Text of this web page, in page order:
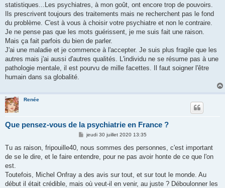
statistiques...Les psychiatres, à mon goût, ont encore trop de pouvoirs.
Ils prescrivent toujours des traitements mais ne recherchent pas le fond
du problème. C'est à vous à choisir votre psychiatre et non le contraire.
Je ne pense pas que les mots guérissent, je me suis fait une raison.
Mais ça fait parfois du bien de parler.
J'ai une maladie et je commence à l'accepter. Je suis plus fragile que les
autres mais j'ai aussi d'autres qualités. L'individu ne se résume pas à une
pathologie mentale, il est pourvu de mille facettes. Il faut soigner l'être
humain dans sa globalité.
Renée
Que pensez-vous de la psychiatrie en France ?
M
s
a
jeudi 30 juillet 2020 13:35
Tu as raison, fripouille40, nous sommes des personnes, c'est important
de se le dire, et le faire entendre, pour ne pas avoir honte de ce que l'on
est.
Toutefois, Michel Onfray a des avis sur tout, et sur tout le monde. Au
début il était crédible, mais où veut-il en venir, au juste ? Déboulonner les